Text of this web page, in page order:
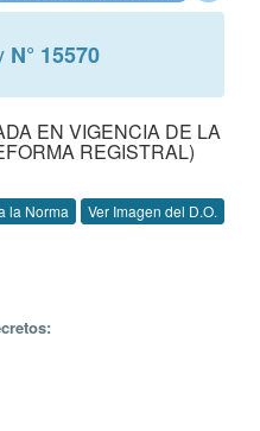
N° 15570
EN VIGENCIA DE LA
REGISTRAL)
la Norma Ver Imagen del D.O.